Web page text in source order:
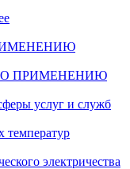
ПРИМЕНЕНИЮ
услуг и служб
электричества